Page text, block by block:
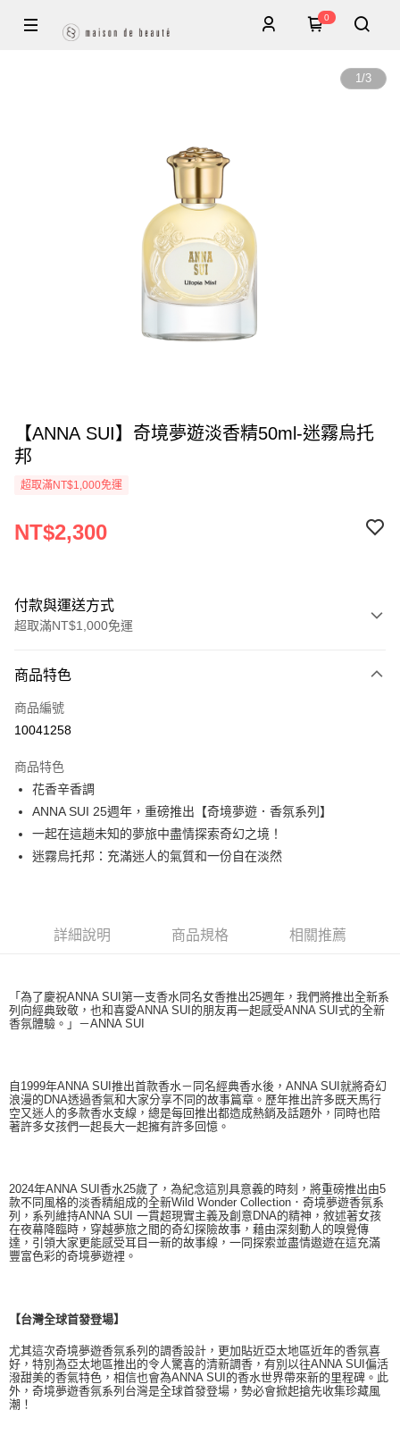
0
1/3
【ANNA SUI】奇境夢遊淡香精50ml-迷霧烏托
邦
超取滿NT$1,000免運
NT$2,300
付款與運送方式
超取滿NT$1,000免運
信用卡一次付款
ATM付款
運送方式
付款後全家取貨
每筆NT$80，滿NT$1,000(含以上)免運費
付款後萊爾富取貨
每筆NT$80，滿NT$1,000(含以上)免運費
商品特色
商品編號
10041258
商品特色
花香辛香調
ANNA SUI 25週年，重磅推出【奇境夢遊．香氛系列】
一起在這趟未知的夢旅中盡情探索奇幻之境！
迷霧烏托邦：充滿迷人的氣質和一份自在淡然
詳細說明 商品規格 相關推薦
「為了慶祝ANNA SUI第一支香水同名女香推出25週年，我們將推出全新系
列向經典致敬，也和喜愛ANNA SUI的朋友再一起感受ANNA SUI式的全新
香氛體驗。」－ANNA SUI
自1999年ANNA SUI推出首款香水－同名經典香水後，ANNA SUI就將奇幻
浪漫的DNA透過香氣和大家分享不同的故事篇章。歷年推出許多既天馬行
空又迷人的多款香水支線，總是每回推出都造成熱銷及話題外，同時也陪
著許多女孩們一起長大一起擁有許多回憶。
2024年ANNA SUI香水25歲了，為紀念這別具意義的時刻，將重磅推出由5
款不同風格的淡香精組成的全新Wild Wonder Collection．奇境夢遊香氛系
列，系列維持ANNA SUI 一貫超現實主義及創意DNA的精神，敘述著女孩
在夜幕降臨時，穿越夢旅之間的奇幻探險故事，藉由深刻動人的嗅覺傳
達，引領大家更能感受耳目一新的故事線，一同探索並盡情遨遊在這充滿
豐富色彩的奇境夢遊裡。
【台灣全球首發登場】
尤其這次奇境夢遊香氛系列的調香設計，更加貼近亞太地區近年的香氛喜
好，特別為亞太地區推出的令人驚喜的清新調香，有別以往ANNA SUI偏活
潑甜美的香氣特色，相信也會為ANNA SUI的香水世界帶來新的里程碑。此
外，奇境夢遊香氛系列台灣是全球首發登場，勢必會掀起搶先收集珍藏風
潮！